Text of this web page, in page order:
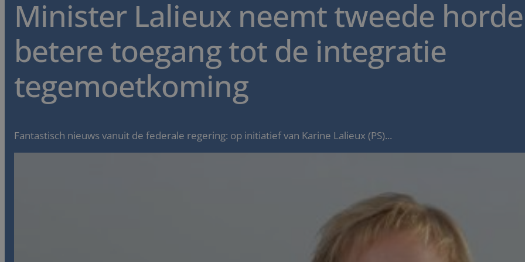
Minister Lalieux neemt tweede
betere toegang tot de integratie
tegemoetkoming
Fantastisch nieuws vanuit de federale regering: op initiatief van Karine Lalieux (PS)...